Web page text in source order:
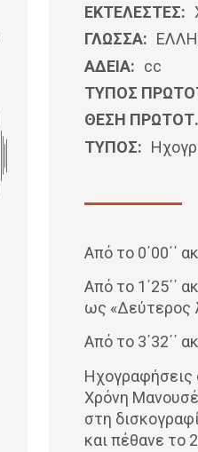
ΕΚΤΕΛΕΣΤΕΣ:
ΓΛΩΣΣΑ:
ΑΔΕΙΑ: cc
ΤΥΠΟΣ
ΘΕΣΗ ΠΡΩΤΟΤ.
ΤΥΠΟΣ:
Από το 0΄00΄΄
Από το 1΄25΄΄
ως «Δεύτερος
Από το 3΄32΄΄
Ηχογραφήσεις
Χρόνη
στη
και πέθανε το